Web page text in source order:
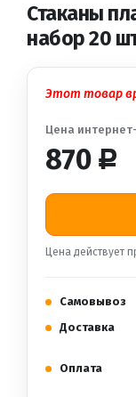
Стаканы
набор 20
Этот товар
Цена
870 Р
Цена действует
Самовывоз
Доставка
Оплата